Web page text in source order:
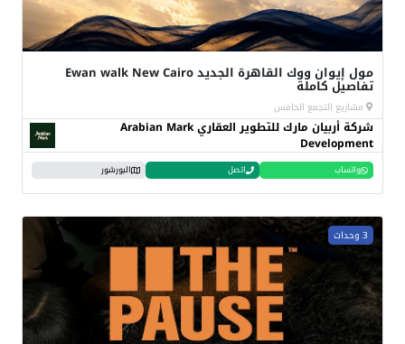
مول إيوان ووك القاهرة الجديد Ewan walk New Cairo
تفاصيل كاملة
مشاريع التجمع الخامس
شركة أربيان مارك للتطوير العقاري Arabian Mark
Development
واتساب اتصل البورشور
3 وحدات